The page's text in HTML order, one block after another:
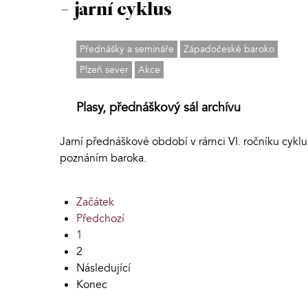
- jarní cyklus
Přednášky a semináře
Západočeské baroko
Plzeň sever
Akce
Plasy, přednáškový sál archívu
Jarní přednáškové období v rámci VI. ročníku
poznáním baroka.
Začátek
Předchozí
1
2
Následující
Konec